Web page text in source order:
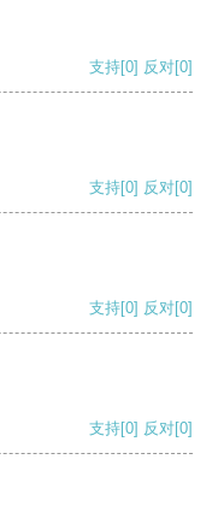
支持[0] 反对[0]
支持[0] 反对[0]
支持[0] 反对[0]
支持[0] 反对[0]